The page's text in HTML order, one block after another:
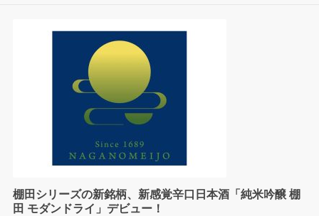
棚田シリーズの新銘柄、新感覚辛口日本酒「純米吟醸 棚
田 モダンドライ」デビュー！